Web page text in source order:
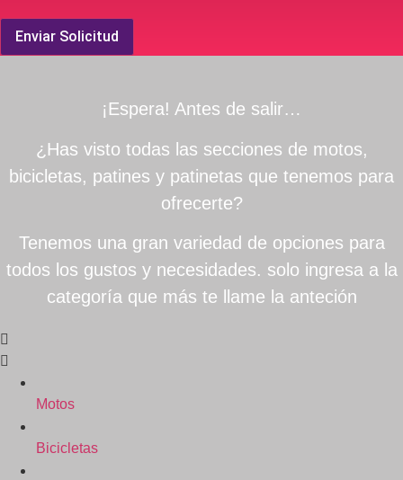
Enviar Solicitud
¡Espera! Antes de salir…
¿Has visto todas las secciones de motos,
bicicletas, patines y patinetas que tenemos para
ofrecerte?
Tenemos una gran variedad de opciones para
todos los gustos y necesidades. solo ingresa a la
categoría que más te llame la anteción
Motos
Bicicletas